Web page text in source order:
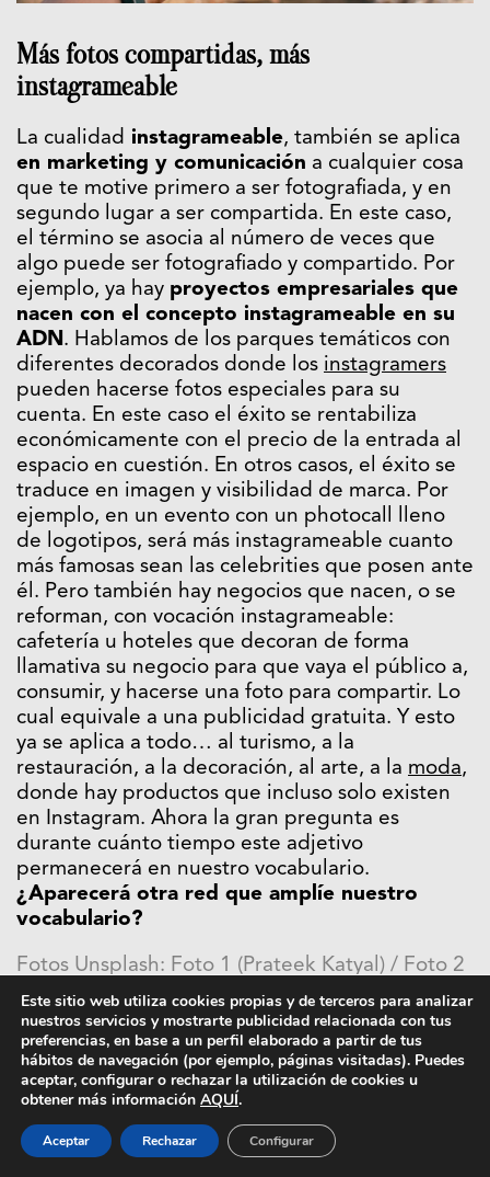
Más fotos compartidas, más
instagrameable
La cualidad instagrameable, también se aplica
en marketing y comunicación a cualquier cosa
que te motive primero a ser fotografiada, y en
segundo lugar a ser compartida. En este caso,
el término se asocia al número de veces que
algo puede ser fotografiado y compartido. Por
ejemplo, ya hay proyectos empresariales que
nacen con el concepto instagrameable en su
ADN. Hablamos de los parques temáticos con
diferentes decorados donde los instagramers
pueden hacerse fotos especiales para su
cuenta. En este caso el éxito se rentabiliza
económicamente con el precio de la entrada al
espacio en cuestión. En otros casos, el éxito se
traduce en imagen y visibilidad de marca. Por
ejemplo, en un evento con un photocall lleno
de logotipos, será más instagrameable cuanto
más famosas sean las celebrities que posen ante
él. Pero también hay negocios que nacen, o se
reforman, con vocación instagrameable:
cafetería u hoteles que decoran de forma
llamativa su negocio para que vaya el público a,
consumir, y hacerse una foto para compartir. Lo
cual equivale a una publicidad gratuita. Y esto
ya se aplica a todo… al turismo, a la
restauración, a la decoración, al arte, a la moda,
donde hay productos que incluso solo existen
en Instagram. Ahora la gran pregunta es
durante cuánto tiempo este adjetivo
permanecerá en nuestro vocabulario.
¿Aparecerá otra red que amplíe nuestro
vocabulario?
Fotos Unsplash: Foto 1 (Prateek Katyal) / Foto 2
(Cristina Zaragoza) / Foto 3 (Eaters Collective) /
Foto 4 (Dominik Dancs) / Foto 5 (Jakob Owens)
Este sitio web utiliza cookies propias y de terceros para analizar
nuestros servicios y mostrarte publicidad relacionada con tus
preferencias, en base a un perfil elaborado a partir de tus
hábitos de navegación (por ejemplo, páginas visitadas). Puedes
aceptar, configurar o rechazar la utilización de cookies u
obtener más información AQUÍ.
Aceptar Rechazar Configurar